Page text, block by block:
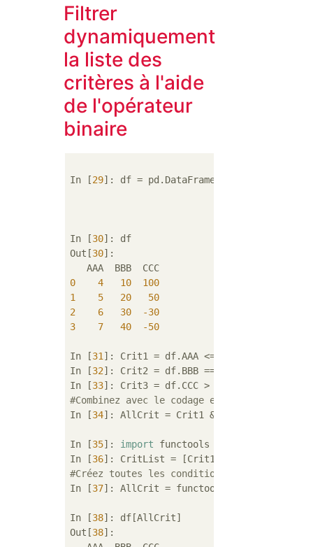
Filtrer
dynamiquement
la liste des
critères à l'aide
de l'opérateur
binaire
In [29]: df = pd.DataFrame({
In [30]: df
Out[30]:
0
4 10
100
1
5 20
50
2
6 30
-30
3
7 40 -50
In [31 ]: Crit1 = df.AAA <=
In [32]: Crit2 = df.BBB ==
In [33]: Crit3 = df.CCC >
#Combinez avec le codage en dur
In [34]: AllCrit = Crit1 & Crit2 & Crit3
In [35]: import functools
In [36
#Créez toutes les conditions (intégrées)
In [37]: AllCrit = functools.reduce(
In [38]: df[AllCrit]
Out[38]: